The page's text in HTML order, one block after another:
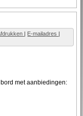
| E-mailadres |
met aanbiedingen: